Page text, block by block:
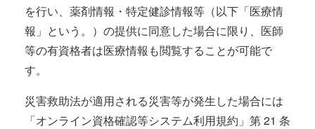
を行い、薬剤情報・特定健診情報等（以下「医療情
報」という。）の提供に同意した場合に限り、医師
等の有資格者は医療情報も閲覧することが可能で
す。
災害救助法が適用される災害等が発生した場合には
「オンライン資格確認等システム利用規約」第 21 条